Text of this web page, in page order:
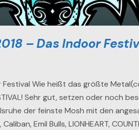
– Das Indoor
Festival Wie heißt das größte
Sehr gut, setzen oder noch
der feinste Mosh mit den
Emil Bulls, LIONHEART,